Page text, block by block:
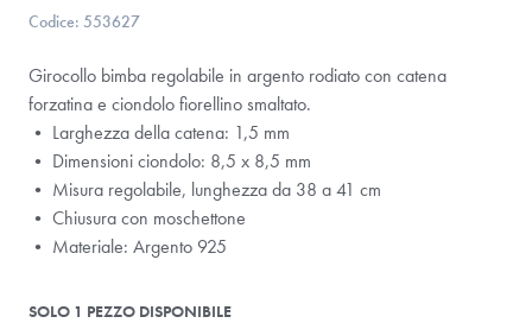
Codice: 553627
Girocollo bimba regolabile in argento rodiato con catena
forzatina e ciondolo fiorellino smaltato.
• Larghezza della catena: 1,5 mm
• Dimensioni ciondolo: 8,5 x 8,5 mm
• Misura regolabile, lunghezza da 38 a 41 cm
• Chiusura con moschettone
• Materiale: Argento 925
SOLO 1 PEZZO DISPONIBILE